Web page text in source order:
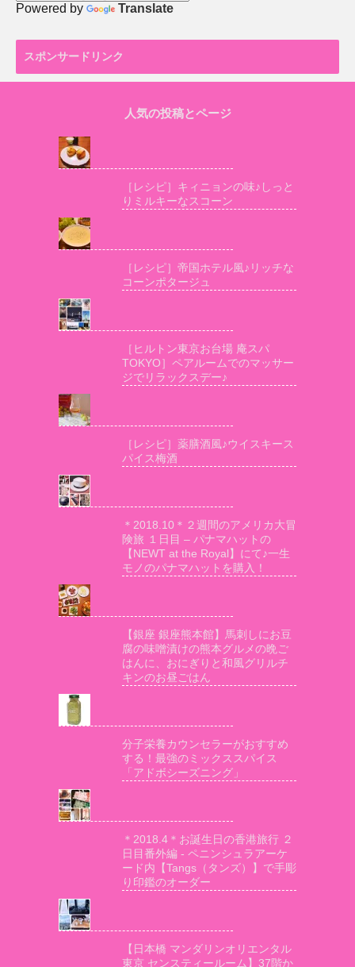
Powered by Translate
スポンサードリンク
人気の投稿とページ
［レシピ］キィニョンの味♪しっと
りミルキーなスコーン
［レシピ］帝国ホテル風♪リッチな
コーンポタージュ
［ヒルトン東京お台場 庵スパ
TOKYO］ペアルームでのマッサー
ジでリラックスデー♪
［レシピ］薬膳酒風♪ウイスキース
パイス梅酒
＊2018.10＊２週間のアメリカ大冒
険旅 １日目 – パナマハットの
【NEWT at the Royal】にて♪一生
モノのパナマハットを購入！
【銀座 銀座熊本館】馬刺しにお豆
腐の味噌漬けの熊本グルメの晩ご
はんに、おにぎりと和風グリルチ
キンのお昼ごはん
分子栄養カウンセラーがおすすめ
する！最強のミックススパイス
「アドボシーズニング」
＊2018.4＊お誕生日の香港旅行 ２
日目番外編 - ペニンシュラアーケ
ード内【Tangs（タンズ）】で手彫
り印鑑のオーダー
【日本橋 マンダリンオリエンタル
東京 センスティールーム】37階か